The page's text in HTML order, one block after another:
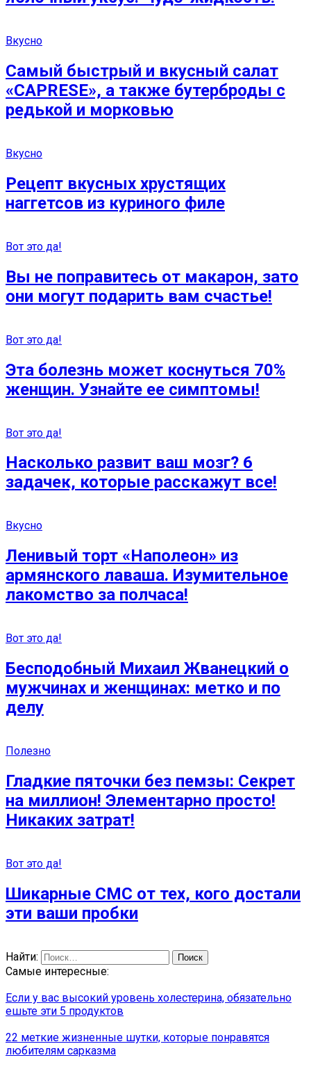
Вкусно
Самый быстрый и вкусный салат
«CAPRESE», а также бутерброды с
редькой и морковью
Вкусно
Рецепт вкусных хрустящих
наггетсов из куриного филе
Вот это да!
Вы не поправитесь от макарон, зато
они могут подарить вам счастье!
Вот это да!
Эта болезнь может коснуться 70%
женщин. Узнайте ее симптомы!
Вот это да!
Насколько развит ваш мозг? 6
задачек, которые расскажут все!
Вкусно
Ленивый торт «Наполеон» из
армянского лаваша. Изумительное
лакомство за полчаса!
Вот это да!
Бесподобный Михаил Жванецкий о
мужчинах и женщинах: метко и по
делу
Полезно
Гладкие пяточки без пемзы: Секрет
на миллион! Элементарно просто!
Никаких затрат!
Вот это да!
Шикарные СМС от тех, кого достали
эти ваши пробки
Найти:
Самые интересные:
Если у вас высокий уровень холестерина, обязательно
ешьте эти 5 продуктов
22 меткие жизненные шутки, которые понравятся
любителям сарказма